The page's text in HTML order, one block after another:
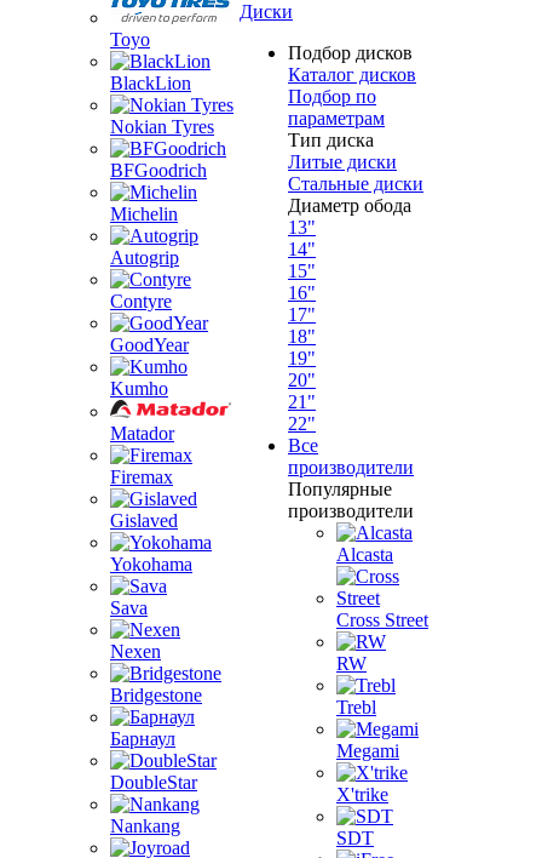
Toyo
BlackLion
Nokian Tyres
BFGoodrich
Michelin
Autogrip
Contyre
GoodYear
Kumho
Matador
Firemax
Gislaved
Yokohama
Sava
Nexen
Bridgestone
Барнаул
DoubleStar
Nankang
Диски
Подбор дисков
Каталог дисков
Подбор по
параметрам
Тип диска
Литые диски
Стальные диски
Диаметр обода
13"
14"
15"
16"
17"
18"
19"
20"
21"
22"
Все
производители
Популярные
производители
Alcasta
Cross Street
RW
Trebl
Megami
X'trike
SDT